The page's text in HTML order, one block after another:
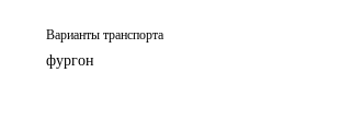
Варианты транспорта
фургон